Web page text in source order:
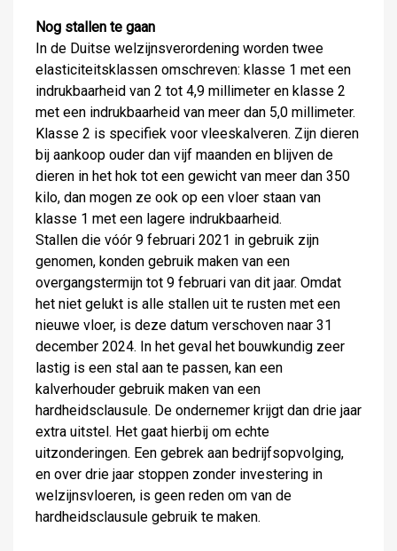
Nog stallen te gaan
In de Duitse welzijnsverordening worden twee
elasticiteitsklassen omschreven: klasse 1 met een
indrukbaarheid van 2 tot 4,9 millimeter en klasse 2
met een indrukbaarheid van meer dan 5,0 millimeter.
Klasse 2 is specifiek voor vleeskalveren. Zijn dieren
bij aankoop ouder dan vijf maanden en blijven de
dieren in het hok tot een gewicht van meer dan 350
kilo, dan mogen ze ook op een vloer staan van
klasse 1 met een lagere indrukbaarheid.
Stallen die vóór 9 februari 2021 in gebruik zijn
genomen, konden gebruik maken van een
overgangstermijn tot 9 februari van dit jaar. Omdat
het niet gelukt is alle stallen uit te rusten met een
nieuwe vloer, is deze datum verschoven naar 31
december 2024. In het geval het bouwkundig zeer
lastig is een stal aan te passen, kan een
kalverhouder gebruik maken van een
hardheidsclausule. De ondernemer krijgt dan drie jaar
extra uitstel. Het gaat hierbij om echte
uitzonderingen. Een gebrek aan bedrijfsopvolging,
en over drie jaar stoppen zonder investering in
welzijnsvloeren, is geen reden om van de
hardheidsclausule gebruik te maken.